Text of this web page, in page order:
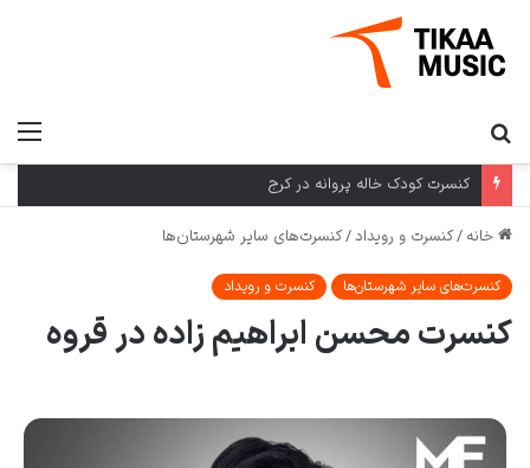
کنسرت کودک خاله پروانه در کرج
خانه /کنسرت و رویداد/کنسرت‌های سایر شهرستان‌ها
کنسرت‌های سایر شهرستان‌ها کنسرت و رویداد
کنسرت محسن ابراهیم زاده در قروه